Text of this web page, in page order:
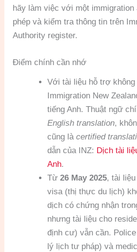
hãy làm việc với một
phép và kiểm tra thông tin trên
Authority register.
Điểm chính cần nhớ
Với tài liệu hỗ trợ không
Immigration New
tiếng Anh. Thuật ngữ
English translation,
cũng làcertified
dẫn của INZ: Dịch tài
Anh.
Từ26 May 2025, tài
visa (thị thực du lịch)
dịch có chứng nhận
nhưng tài liệu cho
định cư) vẫn cần.
lý lịch tư pháp) và